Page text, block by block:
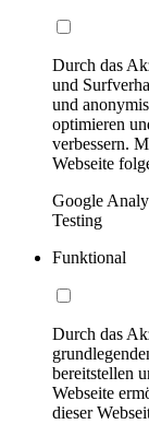
Durch das
und
und
optimieren
verbessern.
Webseite
Google
Testing
Funktional
Durch das
bereitstellen
Webseite
dieser